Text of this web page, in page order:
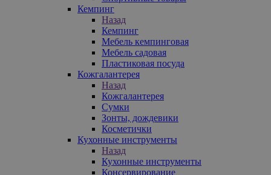
Кемпинг
Назад
Кемпинг
Мебель кемпинговая
Мебель садовая
Пластиковая посуда
Кожгалантерея
Назад
Кожгалантерея
Сумки
Зонты, дождевики
Косметички
Кухонные инструменты
Назад
Кухонные инструменты
Консервирование